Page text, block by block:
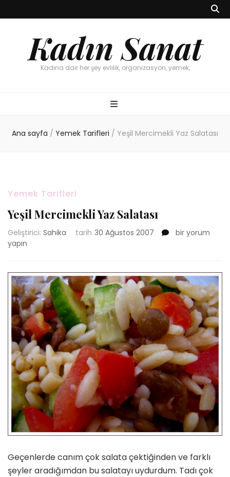
Kadın Sanat
Kadına dair her şey evlilik, organizasyon, yemek,
Ana sayfa / Yemek Tarifleri / Yeşil Mercimekli Yaz Salatası
Yemek Tarifleri
Yeşil Mercimekli Yaz Salatası
Geliştirici: Sahika tarih 30 Ağustos 2007
Yeşil
için
bir yorum
yapın
Geçenlerde canım çok salata çektiğinden ve farklı
şeyler aradığımdan bu salatayı uydurdum. Tadı çok